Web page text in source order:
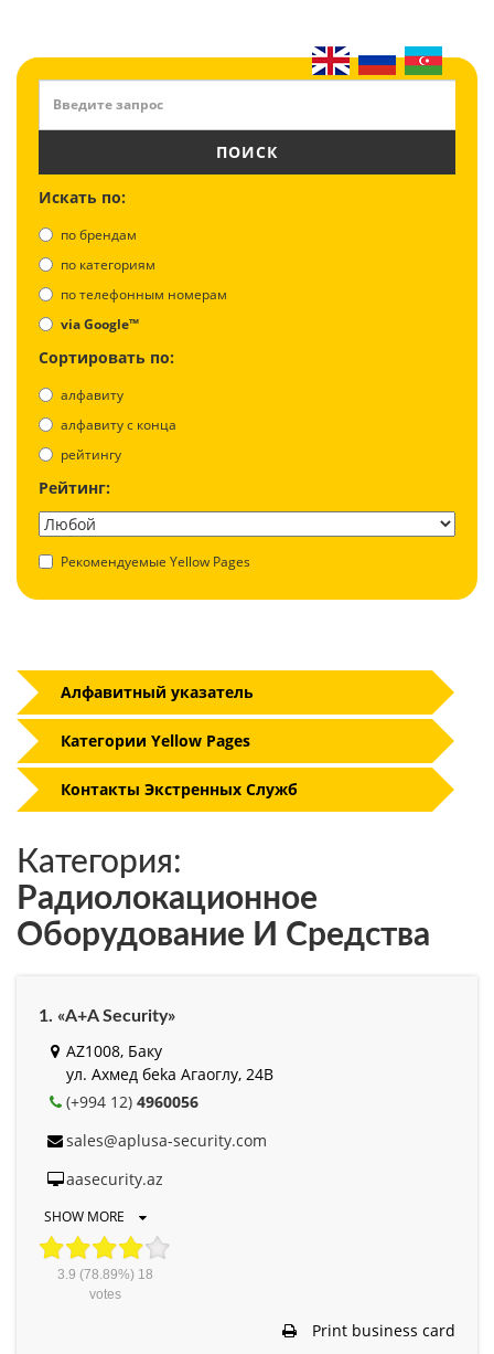
ПОИСК
Искать по:
по брендам
по категориям
по телефонным номерам
via Google™
Сортировать по:
алфавиту
aлфавиту с конца
рейтингу
Рейтинг:
Рекомендуемые Yellow Pages
Категория:
Радиолокационное
Оборудование И Средства
1. «A+A Security»
AZ1008, Баку
ул. Ахмед беkа Агаоглу, 24В
(+994 12) 4960056
sales@aplusa-security.com
aasecurity.az
SHOW MORE
3.9 (78.89%) 18
votes
Print business card
Алфавитный указатель
Категории Yellow Pages
Контакты Экстренных Служб